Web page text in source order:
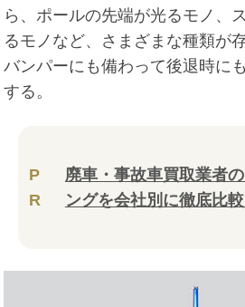
ら、ポールの先端が光るモノ、
るモノなど、さまざまな種類が
バンパーにも備わって後退時に
する。
P
R
廃車・事故車買取業者
ングを会社別に徹底比較